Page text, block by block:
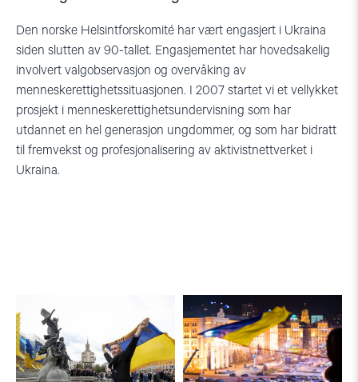
Den norske Helsintforskomité har vært engasjert i Ukraina
siden slutten av 90-tallet. Engasjementet har hovedsakelig
involvert valgobservasjon og overvåking av
menneskerettighetssituasjonen. I 2007 startet vi et vellykket
prosjekt i menneskerettighetsundervisning som har
utdannet en hel generasjon ungdommer, og som har bidratt
til fremvekst og profesjonalisering av aktivistnettverket i
Ukraina.